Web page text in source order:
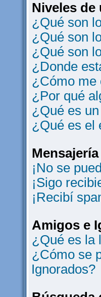
Niveles
¿Qué son
¿Qué son
¿Qué son
¿Donde
¿Cómo me
¿Por qué
¿Qué es
¿Qué es el
¡No se
¡Sigo
¡Recibí
Amigos e
¿Qué es la
¿Cómo se
Ignorados?